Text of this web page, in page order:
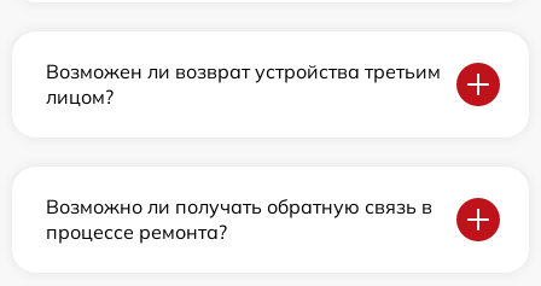
Возможен ли возврат устройства третьим
лицом?
Возможно ли получать обратную связь в
процессе ремонта?